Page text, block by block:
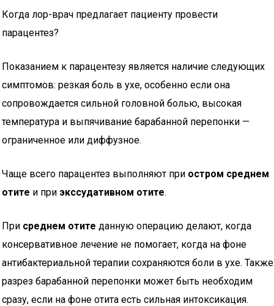
Когда лор-врач предлагает пациенту провести
парацентез?
Показанием к парацентезу является наличие следующих
симптомов: резкая боль в ухе, особенно если она
сопровождается сильной головной болью, высокая
температура и выпячивание барабанной перепонки —
ограниченное или диффузное.
Чаще всего парацентез выполняют при остром среднем
отите и при экссудативном отите.
При среднем отите данную операцию делают, когда
консервативное лечение не помогает, когда на фоне
антибактериальной терапии сохраняются боли в ухе. Также
разрез барабанной перепонки может быть необходим
сразу, если на фоне отита есть сильная интоксикация.